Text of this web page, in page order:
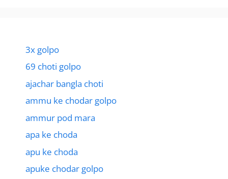
3x golpo
69 choti golpo
ajachar bangla choti
ammu ke chodar golpo
ammur pod mara
apa ke choda
apu ke choda
apuke chodar golpo